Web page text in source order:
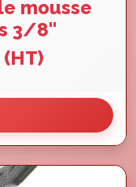
mousse
3/8''